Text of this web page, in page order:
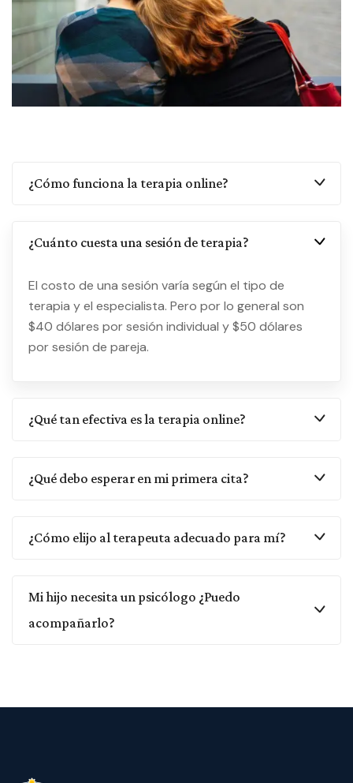
¿Cómo funciona la terapia online?
¿Cuánto cuesta una sesión de terapia?
El costo de una sesión varía según el tipo de
terapia y el especialista. Pero por lo general son
$40 dólares por sesión individual y $50 dólares
por sesión de pareja.
¿Qué tan efectiva es la terapia online?
¿Qué debo esperar en mi primera cita?
¿Cómo elijo al terapeuta adecuado para mí?
Mi hijo necesita un psicólogo ¿Puedo
acompañarlo?